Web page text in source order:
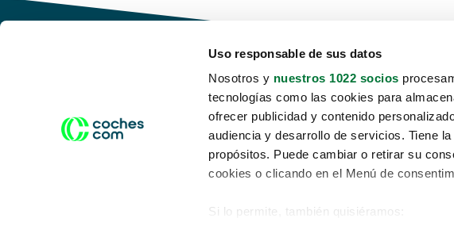
Uso responsable de sus datos
Nosotros y nuestros 1022 socios
tecnologías como las cookies para
ofrecer publicidad y contenido
audiencia y desarrollo de servicios. Tiene
propósitos. Puede cambiar o retirar su
cookies o clicando en el Menú de
Si lo permite, también quisiéramos:
Conduce tu futuro,
desata tu movilidad